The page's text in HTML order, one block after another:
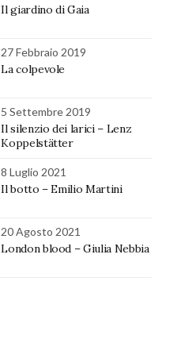
Il giardino di Gaia
27 Febbraio 2019
La colpevole
5 Settembre 2019
Il silenzio dei larici – Lenz
Koppelstätter
8 Luglio 2021
Il botto – Emilio Martini
20 Agosto 2021
London blood – Giulia Nebbia